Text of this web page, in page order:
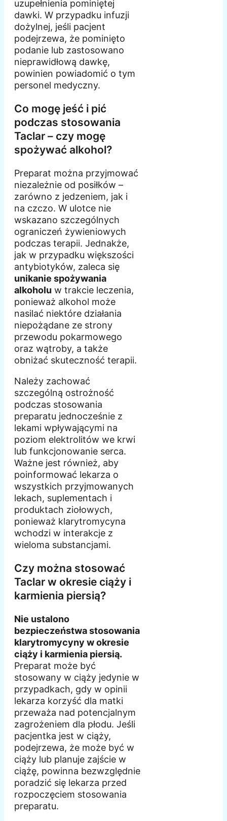
uzupełnienia pominiętej
dawki. W przypadku infuzji
dożylnej, jeśli pacjent
podejrzewa, że pominięto
podanie lub zastosowano
nieprawidłową dawkę,
powinien powiadomić o tym
personel medyczny.
Co mogę jeść i pić
podczas stosowania
Taclar – czy mogę
spożywać alkohol?
Preparat można przyjmować
niezależnie od posiłków –
zarówno z jedzeniem, jak i
na czczo. W ulotce nie
wskazano szczególnych
ograniczeń żywieniowych
podczas terapii. Jednakże,
jak w przypadku większości
antybiotyków, zaleca się
unikanie spożywania
alkoholu w trakcie leczenia,
ponieważ alkohol może
nasilać niektóre działania
niepożądane ze strony
przewodu pokarmowego
oraz wątroby, a także
obniżać skuteczność terapii.
Należy zachować
szczególną ostrożność
podczas stosowania
preparatu jednocześnie z
lekami wpływającymi na
poziom elektrolitów we krwi
lub funkcjonowanie serca.
Ważne jest również, aby
poinformować lekarza o
wszystkich przyjmowanych
lekach, suplementach i
produktach ziołowych,
ponieważ klarytromycyna
wchodzi w interakcje z
wieloma substancjami.
Czy można stosować
Taclar w okresie ciąży i
karmienia piersią?
Nie ustalono
bezpieczeństwa stosowania
klarytromycyny w okresie
ciąży i karmienia piersią.
Preparat może być
stosowany w ciąży jedynie w
przypadkach, gdy w opinii
lekarza korzyść dla matki
przeważa nad potencjalnym
zagrożeniem dla płodu. Jeśli
pacjentka jest w ciąży,
podejrzewa, że może być w
ciąży lub planuje zajście w
ciążę, powinna bezwzględnie
poradzić się lekarza przed
rozpoczęciem stosowania
preparatu.